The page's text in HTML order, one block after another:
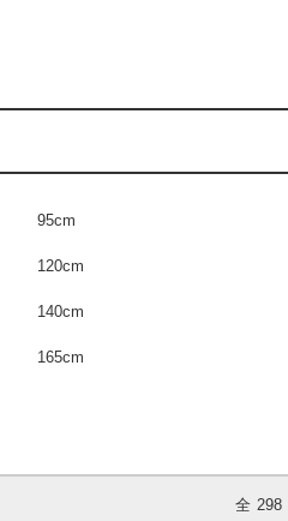
95cm
120cm
140cm
165cm
全 298